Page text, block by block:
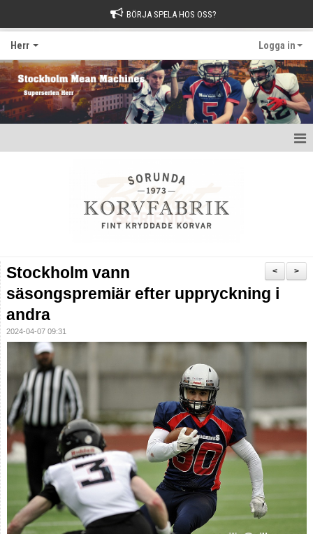
BÖRJA SPELA HOS OSS?
Herr Logga in
>
<
Stockholm vann
säsongspremiär efter uppryckning i
andra
2024-04-07 09:31